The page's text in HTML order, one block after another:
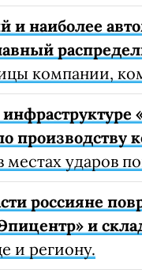
наиболее
компании,
производству
ударов
россияне
и
и региону.